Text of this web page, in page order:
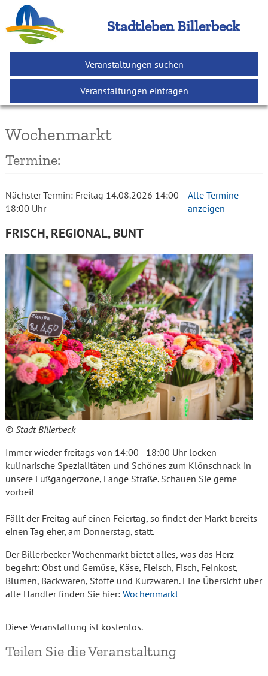
Stadtleben Billerbeck
Veranstaltungen suchen
Veranstaltungen eintragen
Wochenmarkt
Termine:
Nächster Termin: Freitag 14.08.2026 14:00 -
18:00 Uhr
Alle Termine
anzeigen
FRISCH, REGIONAL, BUNT
© Stadt Billerbeck
Immer wieder freitags von 14:00 - 18:00 Uhr locken
kulinarische Spezialitäten und Schönes zum Klönschnack in
unsere Fußgängerzone, Lange Straße. Schauen Sie gerne
vorbei!
Fällt der Freitag auf einen Feiertag, so findet der Markt bereits
einen Tag eher, am Donnerstag, statt.
Der Billerbecker Wochenmarkt bietet alles, was das Herz
begehrt: Obst und Gemüse, Käse, Fleisch, Fisch, Feinkost,
Blumen, Backwaren, Stoffe und Kurzwaren. Eine Übersicht über
alle Händler finden Sie hier: Wochenmarkt
Diese Veranstaltung ist kostenlos.
Teilen Sie die Veranstaltung